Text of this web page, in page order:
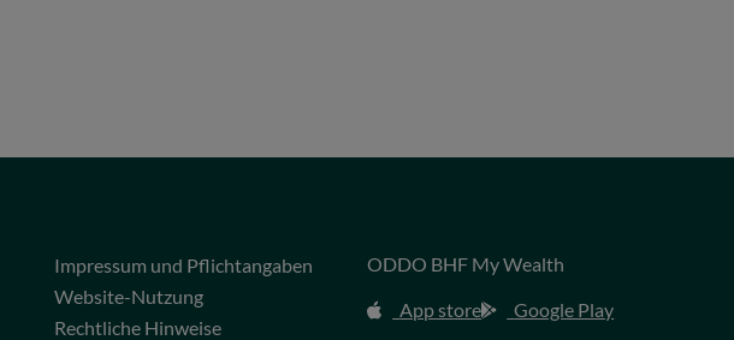
Impressum und Pflichtangaben
Website-Nutzung
Rechtliche Hinweise
ODDO BHF My Wealth
App store
Google Play